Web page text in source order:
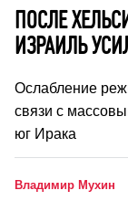
ПОСЛЕ
ИЗРАИЛЬ
Ослабление
связи с
юг Ирака
Владимир Мухин